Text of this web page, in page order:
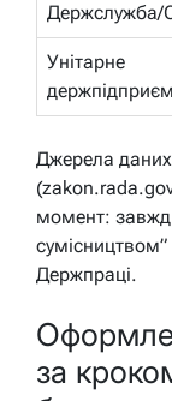
Унітарне
Джерела
момент:
Держпраці.
за